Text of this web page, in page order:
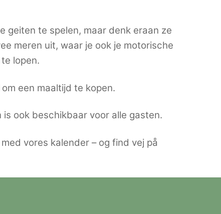
geiten te spelen, maar denk eraan ze
meren uit, waar je ook je motorische
lopen.
een maaltijd te kopen.
ook beschikbaar voor alle gasten.
vores kalender – og find vej på